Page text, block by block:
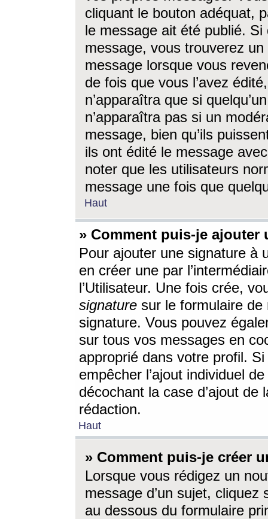
cliquant le bouton adéquat,
le message ait été publié. Si
message, vous trouverez
message lorsque vous
de fois que vous l’avez
n’apparaîtra que si
n’apparaîtra pas si un
message, bien qu’ils
ils ont édité le message
noter que les utilisateurs
message une fois que
Haut
» Comment puis-je ajouter
Pour ajouter une signature à
en créer une par
l’Utilisateur. Une fois crée,
signature sur le formulaire de
signature. Vous pouvez
sur tous vos messages en
approprié dans votre profil.
empêcher l’ajout individuel
décochant la case d’ajout
rédaction.
Haut
» Comment puis-je créer
Lorsque vous rédigez un
message d’un sujet, cliquez
au dessous du formulaire